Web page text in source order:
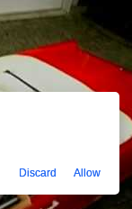
Discard Allow